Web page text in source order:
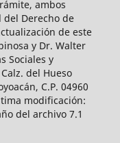
ambos
Derecho de
de este
y Dr. Walter
Sociales y
del Hueso
C.P. 04960
modificación:
del archivo 7.1